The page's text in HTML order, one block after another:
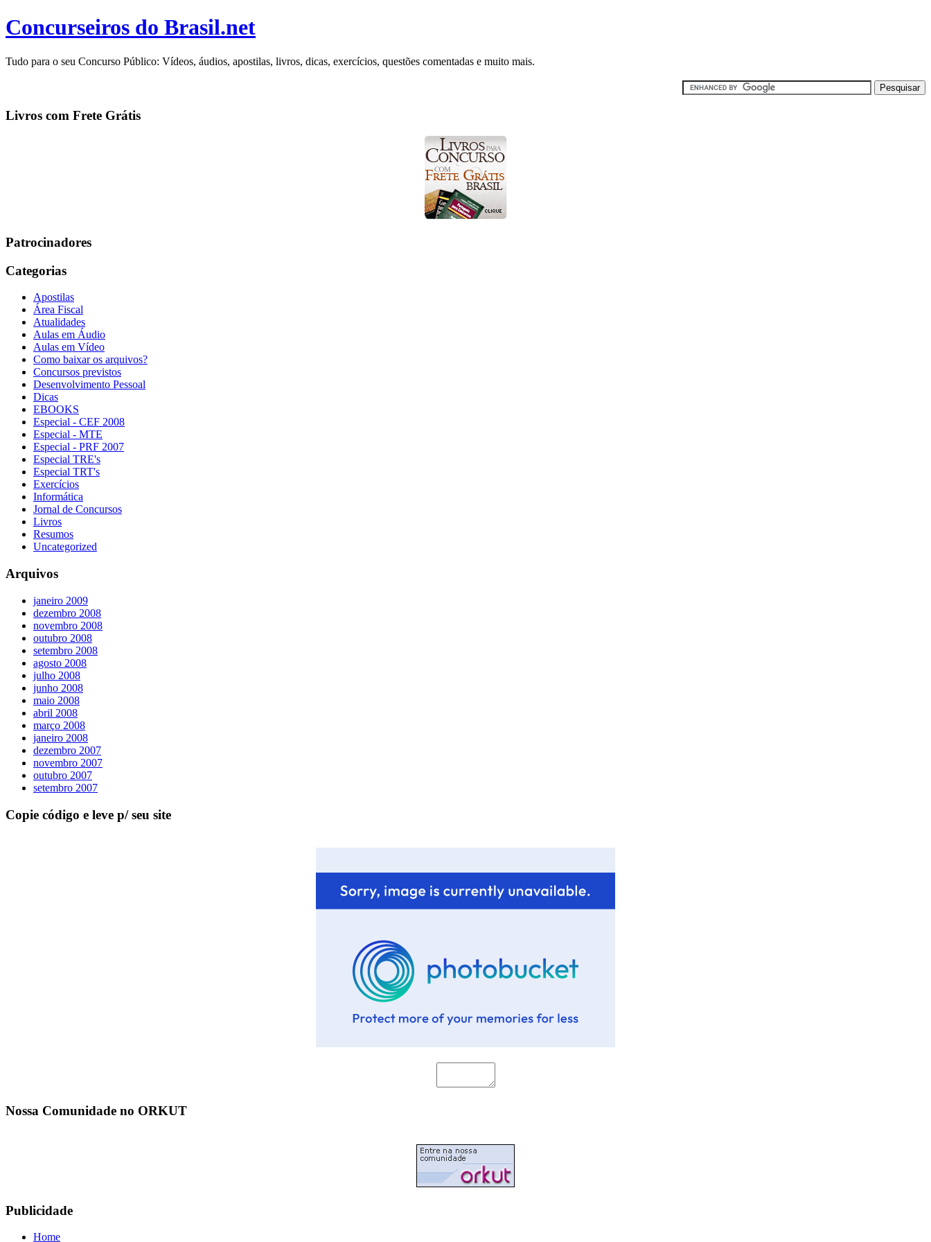
Concurseiros do Brasil.net
Tudo para o seu Concurso Público: Vídeos, áudios, apostilas, livros, dicas, exercícios, questões comentadas e muito mais.
Livros com Frete Grátis
Patrocinadores
Categorias
Apostilas
Área Fiscal
Atualidades
Aulas em Áudio
Aulas em Vídeo
Como baixar os arquivos?
Concursos previstos
Desenvolvimento Pessoal
Dicas
EBOOKS
Especial - CEF 2008
Especial - MTE
Especial - PRF 2007
Especial TRE's
Especial TRT's
Exercícios
Informática
Jornal de Concursos
Livros
Resumos
Uncategorized
Arquivos
janeiro 2009
dezembro 2008
novembro 2008
outubro 2008
setembro 2008
agosto 2008
julho 2008
junho 2008
maio 2008
abril 2008
março 2008
janeiro 2008
dezembro 2007
novembro 2007
outubro 2007
setembro 2007
Copie código e leve p/ seu site
Nossa Comunidade no ORKUT
Publicidade
Home